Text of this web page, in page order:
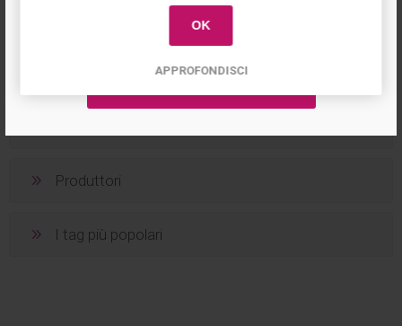
Produttori
I tag più popolari
OK
APPROFONDISCI